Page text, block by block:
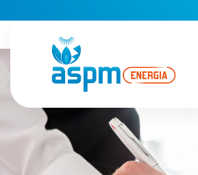
Alluvione Emilia
Romagna